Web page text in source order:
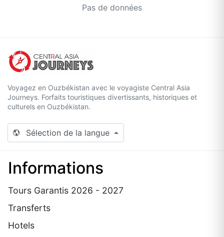
Pas de données
Voyagez en Ouzbékistan avec le voyagiste Central Asia
Journeys. Forfaits touristiques divertissants, historiques et
culturels en Ouzbékistan.
Sélection de la langue
Informations
Tours Garantis 2026 - 2027
Transferts
Hotels